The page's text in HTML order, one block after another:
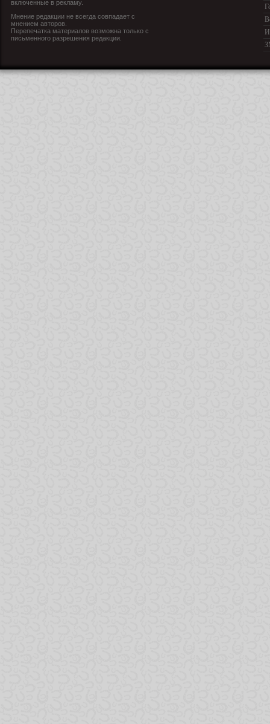
включенные в рекламу.
Мнение редакции не всегда совпадает с
мнением авторов.
Перепечатка материалов возможна только с
письменного разрешения редакции.